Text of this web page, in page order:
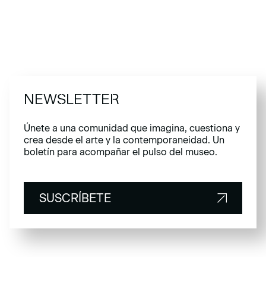
NEWSLETTER
Únete a una comunidad que imagina, cuestiona y
crea desde el arte y la contemporaneidad. Un
boletín para acompañar el pulso del museo.
SUSCRÍBETE
SUSCRÍBETE